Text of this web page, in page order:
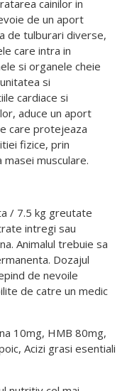
cainilor in
de un aport
de tulburari diverse,
care intra in
si organele cheie
si
cardiace si
aduce un aport
care protejeaza
fizice, prin
musculare.
/ 7.5 kg greutate
intregi sau
Animalul trebuie sa
Dozajul
de nevoile
de catre un medic
10mg, HMB 80mg,
Acizi grasi esentiali